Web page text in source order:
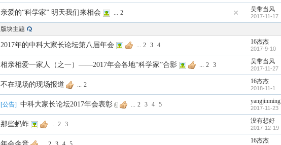
亲爱的“科学家” 明天我们来相会 ... 2 吴带当风
2017-11-17
版块主题
2017年的中科大家长论坛第八届年会 ... 2 3 4 16杰杰
2017-9-10
相亲相爱一家人（之一）——2017年会各地“科学家”合影 ... 2 3 吴带当风
2017-11-27
不在现场的现场报道 ... 2 16杰杰
2018-11-1
[公告] 中科大家长论坛2017年会表彰 ... 2 3 4 5 yangjinming
2017-11-23
那些蚂蚱 ... 2 3 没有想好
2017-12-19
16杰杰